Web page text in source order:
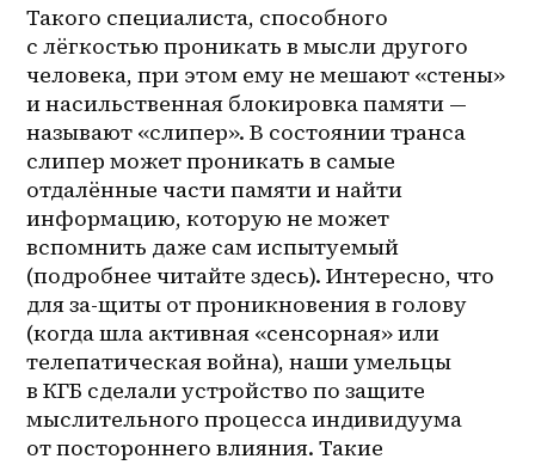
Такого специалиста, способного
с лёгкостью проникать в мысли другого
человека, при этом ему не мешают «стены»
и насильственная блокировка памяти —
называют «слипер». В состоянии транса
слипер может проникать в самые
отдалённые части памяти и найти
информацию, которую не может
вспомнить даже сам испытуемый
(подробнее читайте здесь). Интересно, что
для за-щиты от проникновения в голову
(когда шла активная «сенсорная» или
телепатическая война), наши умельцы
в КГБ сделали устройство по защите
мыслительного процесса индивидуума
от постороннего влияния. Такие